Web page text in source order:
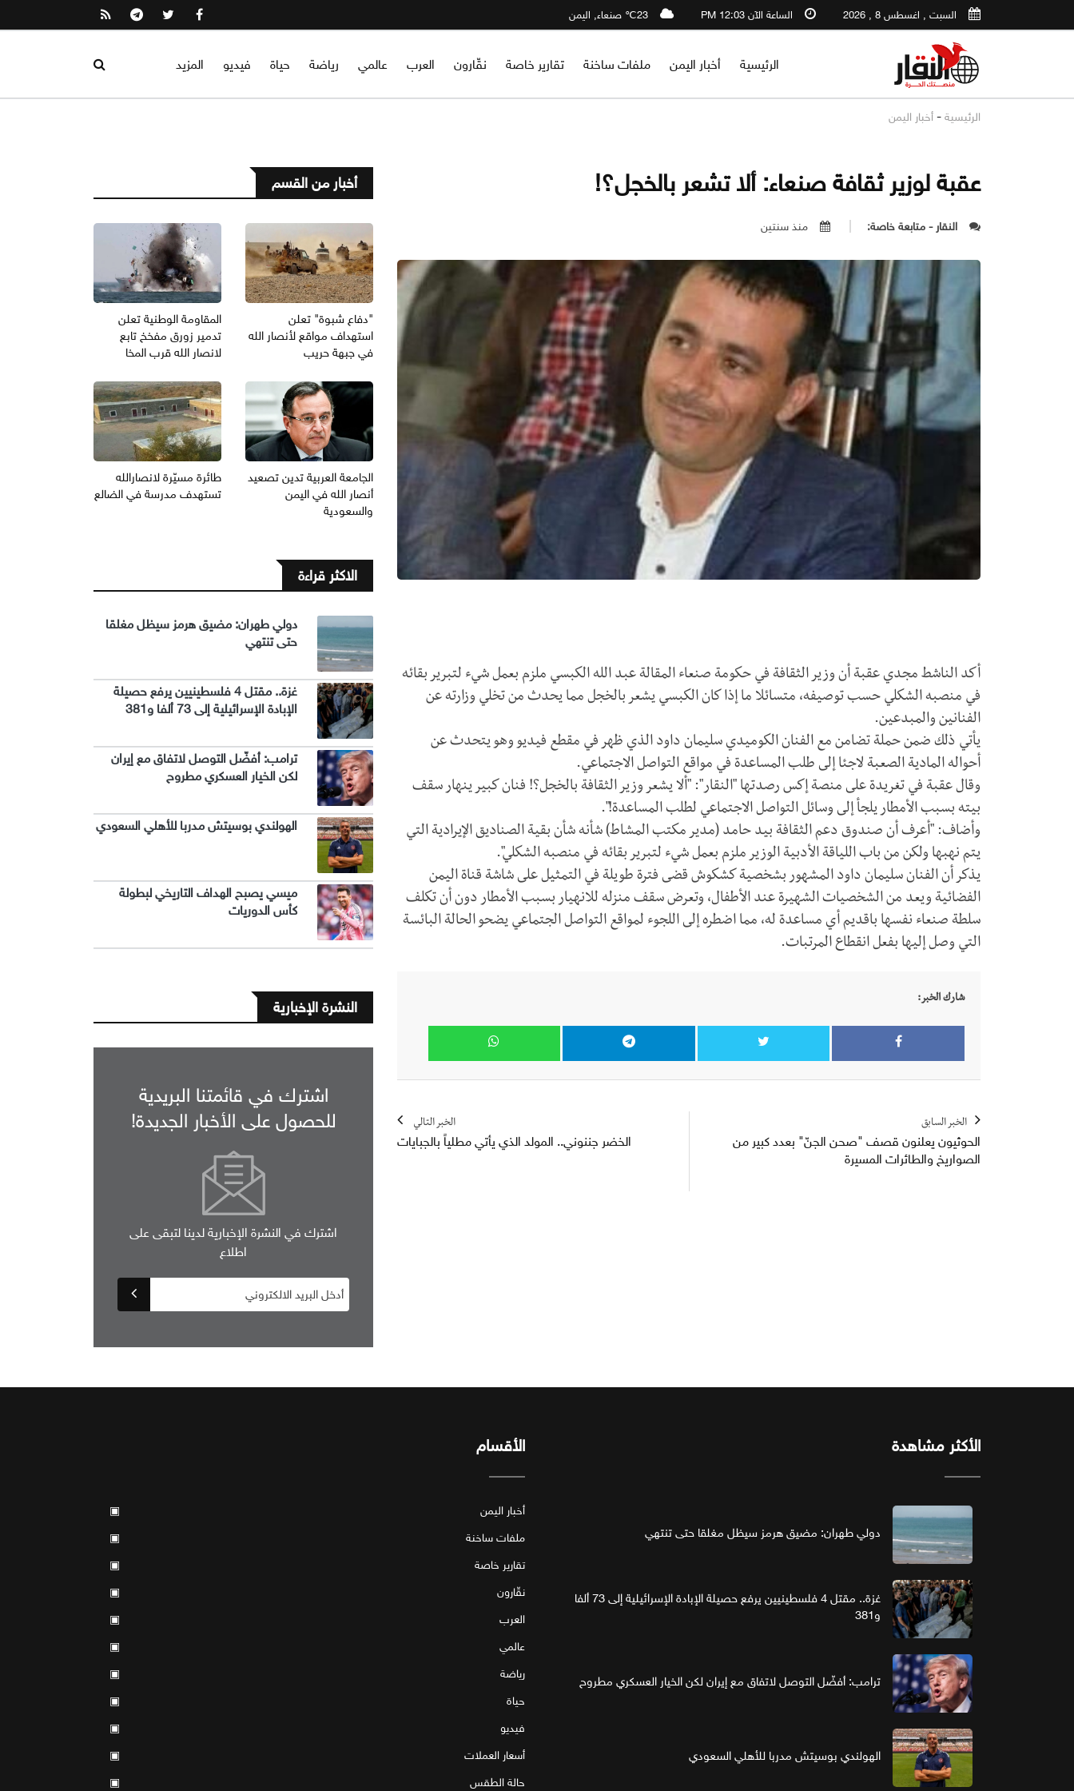
السبت , اغسطس 8 , 2026 الساعة الآن 12:03 PM 23℃ صنعاء, اليمن
الرئيسية أخبار اليمن ملفات ساخنة تقارير خاصة نقّارون العرب عالمي رياضة حياة فيديو المزيد
الرئيسية - أخبار اليمن
عقبة لوزير ثقافة صنعاء: ألا تشعر بالخجل؟!
النقار - متابعة خاصة: منذ سنتين
أكد الناشط مجدي عقبة أن وزير الثقافة في حكومة صنعاء المقالة عبد الله الكبسي ملزم بعمل شيء لتبرير بقائه
في منصبه الشكلي حسب توصيفه، متسائلا ما إذا كان الكبسي يشعر بالخجل مما يحدث من تخلي وزارته عن
الفنانين والمبدعين.
يأتي ذلك ضمن حملة تضامن مع الفنان الكوميدي سليمان داود الذي ظهر في مقطع فيديو وهو يتحدث عن
أحواله المادية الصعبة لاجئا إلى طلب المساعدة في مواقع التواصل الاجتماعي.
وقال عقبة في تغريدة على منصة إكس رصدتها ‏"النقار": "ألا يشعر وزير الثقافة بالخجل؟! فنان كبير ينهار سقف
بيته بسبب الأمطار يلجأ إلى وسائل التواصل الاجتماعي لطلب المساعدة!".
وأضاف: "أعرف أن صندوق دعم الثقافة بيد حامد (مدير مكتب المشاط) شأنه شأن بقية الصناديق الإيرادية التي
يتم نهبها ولكن من باب اللياقة الأدبية الوزير ملزم بعمل شيء لتبرير بقائه في منصبه الشكلي".
يذكر أن الفنان سليمان داود المشهور بشخصية كشكوش قضى فترة طويلة في التمثيل على شاشة قناة اليمن
الفضائية ويعد من الشخصيات الشهيرة عند الأطفال، وتعرض سقف منزله للانهيار بسبب الأمطار دون أن تكلف
سلطة صنعاء نفسها باقديم أي مساعدة له، مما اضطره إلى اللجوء لمواقع التواصل الجتماعي يضحو الحالة البائسة
التي وصل إليها بفعل انقطاع المرتبات.
شارك الخبر:
الخبر السابق
الحوثيون يعلنون قصف "صحن الجنّ" بعدد كبير من
الصواريخ والطائرات المسيرة
الخبر التالي
الخضر جننوني.. المولد الذي يأتي مطلياً بالجبايات
أخبار من القسم
"دفاع شبوة" تعلن
استهداف مواقع لأنصار الله
في جبهة حريب
المقاومة الوطنية تعلن
تدمير زورق مفخخ تابع
لانصار الله قرب المخا
الجامعة العربية تدين تصعيد
أنصار الله في اليمن
والسعودية
طائرة مسيّرة لانصارالله
تستهدف مدرسة في الضالع
الاكثر قراءة
دولي طهران: مضيق هرمز سيظل مغلقا
حتى تنتهي
غزة.. مقتل 4 فلسطينيين يرفع حصيلة
الإبادة الإسرائيلية إلى 73 ألفا و381
ترامب: أفضّل التوصل لاتفاق مع إيران
لكن الخيار العسكري مطروح
الهولندي بوسيتش مدربا للأهلي السعودي
ميسي يصبح الهداف التاريخي لبطولة
كأس الدوريات
النشرة الإخبارية
اشترك في قائمتنا البريدية
للحصول على الأخبار الجديدة!
اشترك في النشرة الإخبارية لدينا لتبقى على
اطلاع
الأكثر مشاهدة
دولي طهران: مضيق هرمز سيظل مغلقا حتى تنتهي
غزة.. مقتل 4 فلسطينيين يرفع حصيلة الإبادة الإسرائيلية إلى 73 ألفا
و381
ترامب: أفضّل التوصل لاتفاق مع إيران لكن الخيار العسكري مطروح
الهولندي بوسيتش مدربا للأهلي السعودي
الأقسام
أخبار اليمن
▣
ملفات ساخنة
▣
تقارير خاصة
▣
نقّارون
▣
العرب
▣
عالمي
▣
رياضة
▣
حياة
▣
فيديو
▣
أسعار العملات
▣
حالة الطقس
▣